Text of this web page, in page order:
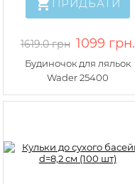
ПРИДБАТИ
1619.0 грн 1099 грн.
Будиночок для ляльок
Wader 25400